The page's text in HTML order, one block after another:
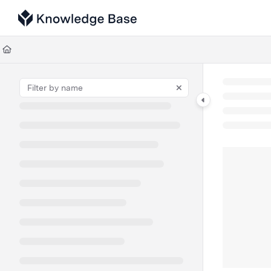
Documentation Index
Fetch the complete documentation index at:
Use this file to discover all available pages before exploring further.